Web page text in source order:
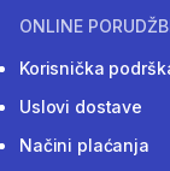
ONLINE
Korisnička
Uslovi dostave
Načini plaćanja